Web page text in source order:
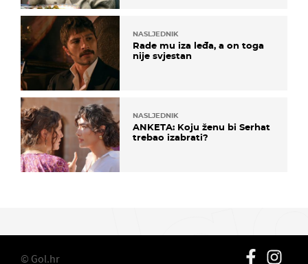
NASLJEDNIK
Rade mu iza leđa, a on toga
nije svjestan
NASLJEDNIK
ANKETA: Koju ženu bi Serhat
trebao izabrati?
© Gol.hr